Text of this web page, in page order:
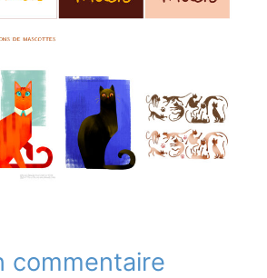
commentaire